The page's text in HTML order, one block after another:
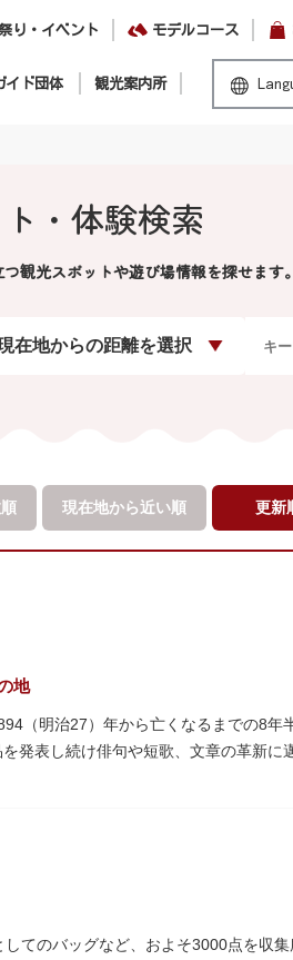
り・イベント モデルコース
イド団体 観光案内所
・体験検索
観光スポットや遊び場情報を探せます。
在地からの距離を選択
現在地から近い順 更新
地
（明治27）年から亡くなるまでの8年
発表し続け俳句や短歌、文章の革新に
、当時の間取りのまま再建され、現
元しており、明治の暮らしだけでなく
す。
てのバッグなど、およそ3000点を収